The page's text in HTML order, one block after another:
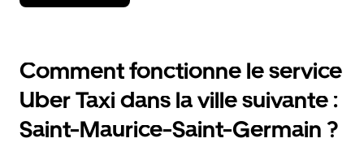
la
bas
pour
ouvrir
le
calendrier
et
Comment fonctionne le service
Uber Taxi dans la ville suivante :
Saint-Maurice-Saint-Germain ?